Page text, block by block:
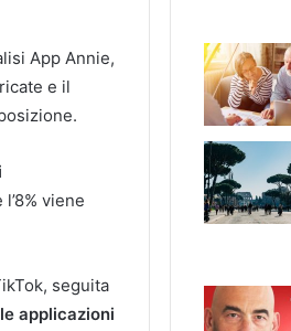
App Annie,
e il
viene
seguita
le applicazioni